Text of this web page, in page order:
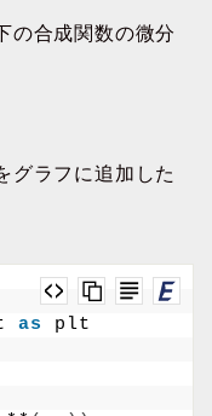
の合成関数の微分
グラフに追加した
as plt